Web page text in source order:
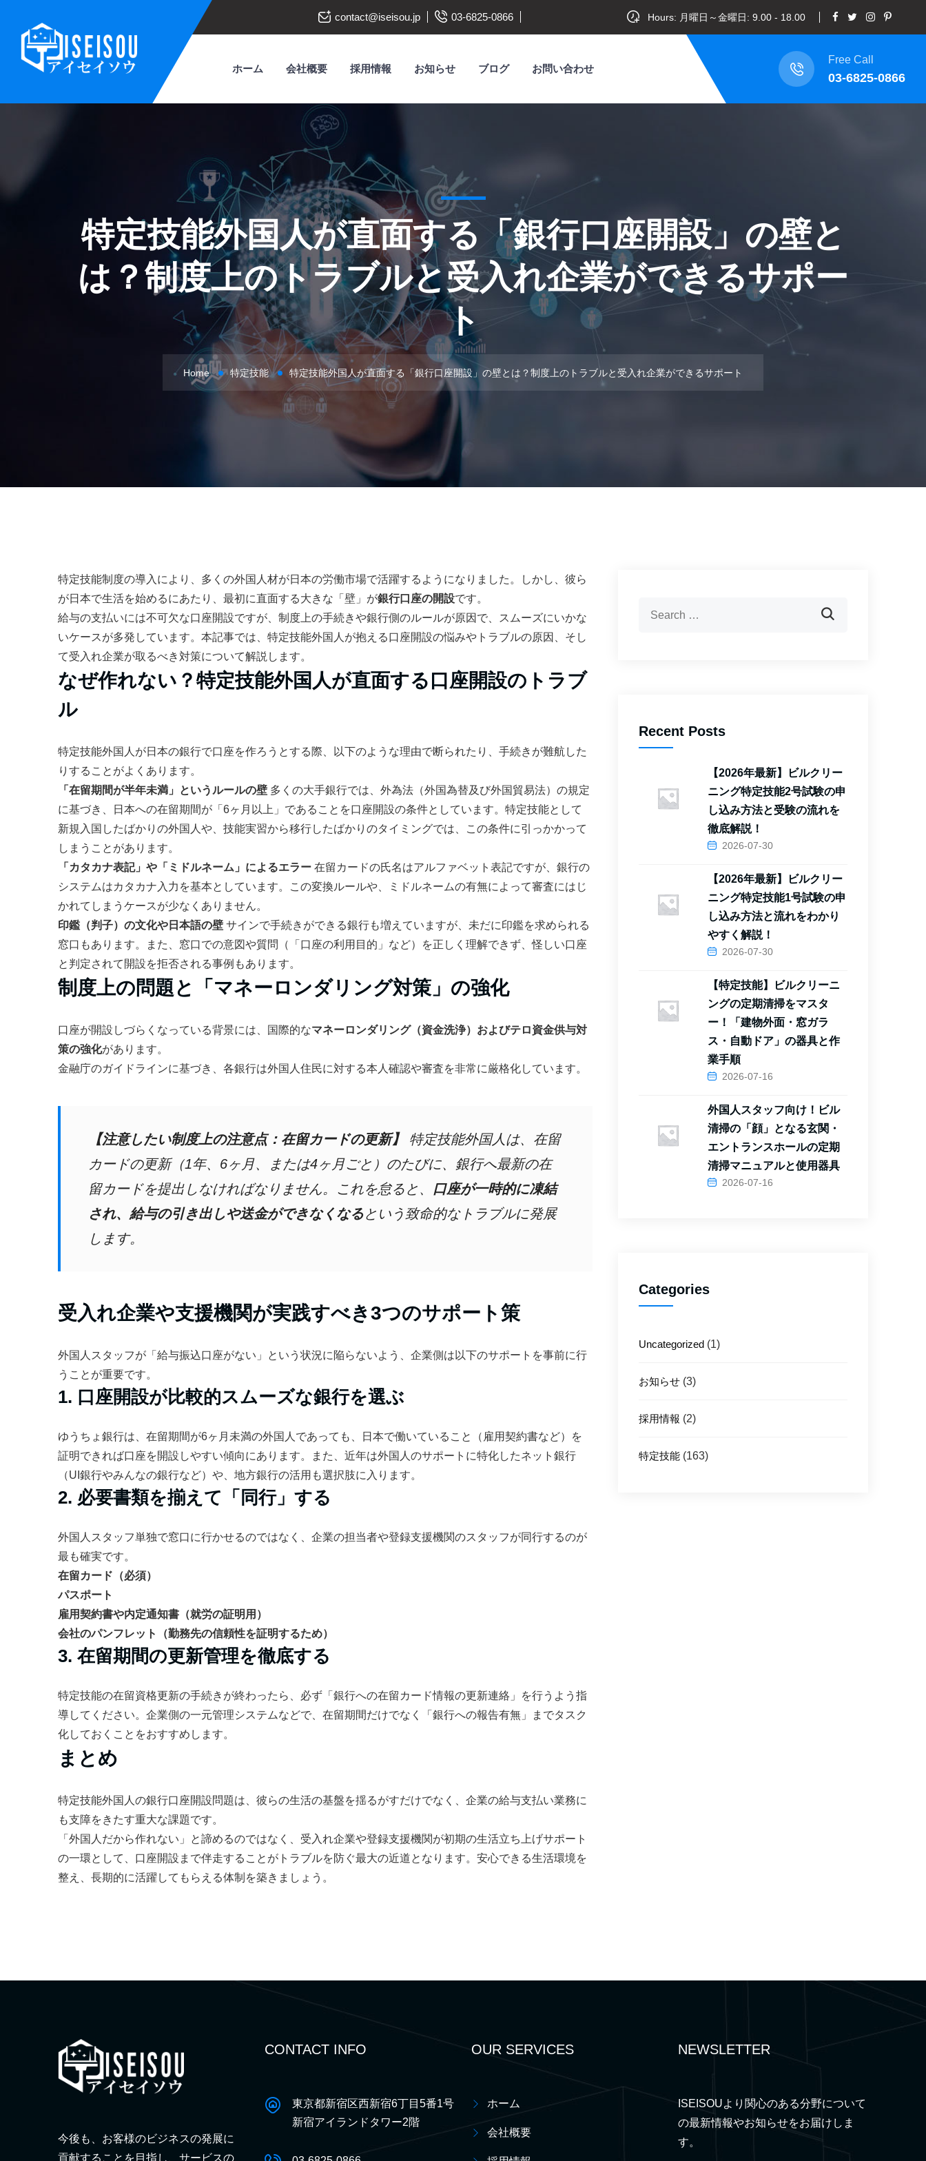
contact@iseisou.jp 03-6825-0866 Hours: 月曜日～金曜日: 9.00 - 18.00
ホーム 会社概要 採用情報 お知らせ ブログ お問い合わせ
Free Call
03-6825-0866
特定技能外国人が直面する「銀行口座開設」の壁と
は？制度上のトラブルと受入れ企業ができるサポー
ト
Home 特定技能 特定技能外国人が直面する「銀行口座開設」の壁とは？制度上のトラブルと受入れ企業ができるサポート
特定技能制度の導入により、多くの外国人材が日本の労働市場で活躍するようになりました。しかし、彼ら
が日本で生活を始めるにあたり、最初に直面する大きな「壁」が銀行口座の開設です。
給与の支払いには不可欠な口座開設ですが、制度上の手続きや銀行側のルールが原因で、スムーズにいかな
いケースが多発しています。本記事では、特定技能外国人が抱える口座開設の悩みやトラブルの原因、そし
て受入れ企業が取るべき対策について解説します。
なぜ作れない？特定技能外国人が直面する口座開設のトラブ
ル
特定技能外国人が日本の銀行で口座を作ろうとする際、以下のような理由で断られたり、手続きが難航した
りすることがよくあります。
「在留期間が半年未満」というルールの壁 多くの大手銀行では、外為法（外国為替及び外国貿易法）の規定
に基づき、日本への在留期間が「6ヶ月以上」であることを口座開設の条件としています。特定技能として
新規入国したばかりの外国人や、技能実習から移行したばかりのタイミングでは、この条件に引っかかって
しまうことがあります。
「カタカナ表記」や「ミドルネーム」によるエラー 在留カードの氏名はアルファベット表記ですが、銀行の
システムはカタカナ入力を基本としています。この変換ルールや、ミドルネームの有無によって審査にはじ
かれてしまうケースが少なくありません。
印鑑（判子）の文化や日本語の壁 サインで手続きができる銀行も増えていますが、未だに印鑑を求められる
窓口もあります。また、窓口での意図や質問（「口座の利用目的」など）を正しく理解できず、怪しい口座
と判定されて開設を拒否される事例もあります。
制度上の問題と「マネーロンダリング対策」の強化
口座が開設しづらくなっている背景には、国際的なマネーロンダリング（資金洗浄）およびテロ資金供与対
策の強化があります。
金融庁のガイドラインに基づき、各銀行は外国人住民に対する本人確認や審査を非常に厳格化しています。
【注意したい制度上の注意点：在留カードの更新】
特定技能外国人は、在留
カードの更新（1年、6ヶ月、または4ヶ月ごと）のたびに、銀行へ最新の在
留カードを提出しなければなりません。これを怠ると、 口座が一時的に凍結
され、給与の引き出しや送金ができなくなるという致命的なトラブルに発展
します。
受入れ企業や支援機関が実践すべき3つのサポート策
外国人スタッフが「給与振込口座がない」という状況に陥らないよう、企業側は以下のサポートを事前に行
うことが重要です。
1. 口座開設が比較的スムーズな銀行を選ぶ
ゆうちょ銀行は、在留期間が6ヶ月未満の外国人であっても、日本で働いていること（雇用契約書など）を
証明できれば口座を開設しやすい傾向にあります。また、近年は外国人のサポートに特化したネット銀行
（UI銀行やみんなの銀行など）や、地方銀行の活用も選択肢に入ります。
2. 必要書類を揃えて「同行」する
外国人スタッフ単独で窓口に行かせるのではなく、企業の担当者や登録支援機関のスタッフが同行するのが
最も確実です。
在留カード（必須）
パスポート
雇用契約書や内定通知書（就労の証明用）
会社のパンフレット（勤務先の信頼性を証明するため）
3. 在留期間の更新管理を徹底する
特定技能の在留資格更新の手続きが終わったら、必ず「銀行への在留カード情報の更新連絡」を行うよう指
導してください。企業側の一元管理システムなどで、在留期間だけでなく「銀行への報告有無」までタスク
化しておくことをおすすめします。
まとめ
特定技能外国人の銀行口座開設問題は、彼らの生活の基盤を揺るがすだけでなく、企業の給与支払い業務に
も支障をきたす重大な課題です。
「外国人だから作れない」と諦めるのではなく、受入れ企業や登録支援機関が初期の生活立ち上げサポート
の一環として、口座開設まで伴走することがトラブルを防ぐ最大の近道となります。安心できる生活環境を
整え、長期的に活躍してもらえる体制を築きましょう。
Recent Posts
【2026年最新】ビルクリー
ニング特定技能2号試験の申
し込み方法と受験の流れを
徹底解説！
2026-07-30
【2026年最新】ビルクリー
ニング特定技能1号試験の申
し込み方法と流れをわかり
やすく解説！
2026-07-30
【特定技能】ビルクリーニ
ングの定期清掃をマスタ
ー！「建物外面・窓ガラ
ス・自動ドア」の器具と作
業手順
2026-07-16
外国人スタッフ向け！ビル
清掃の「顔」となる玄関・
エントランスホールの定期
清掃マニュアルと使用器具
2026-07-16
Categories
Uncategorized (1)
お知らせ (3)
採用情報 (2)
特定技能 (163)
今後も、お客様のビジネスの発展に
貢献することを目指し、サービスの
CONTACT INFO
東京都新宿区西新宿6丁目5番1号
新宿アイランドタワー2階
OUR SERVICES
ホーム
会社概要
NEWSLETTER
ISEISOUより関心のある分野について
の最新情報やお知らせをお届けしま
す。